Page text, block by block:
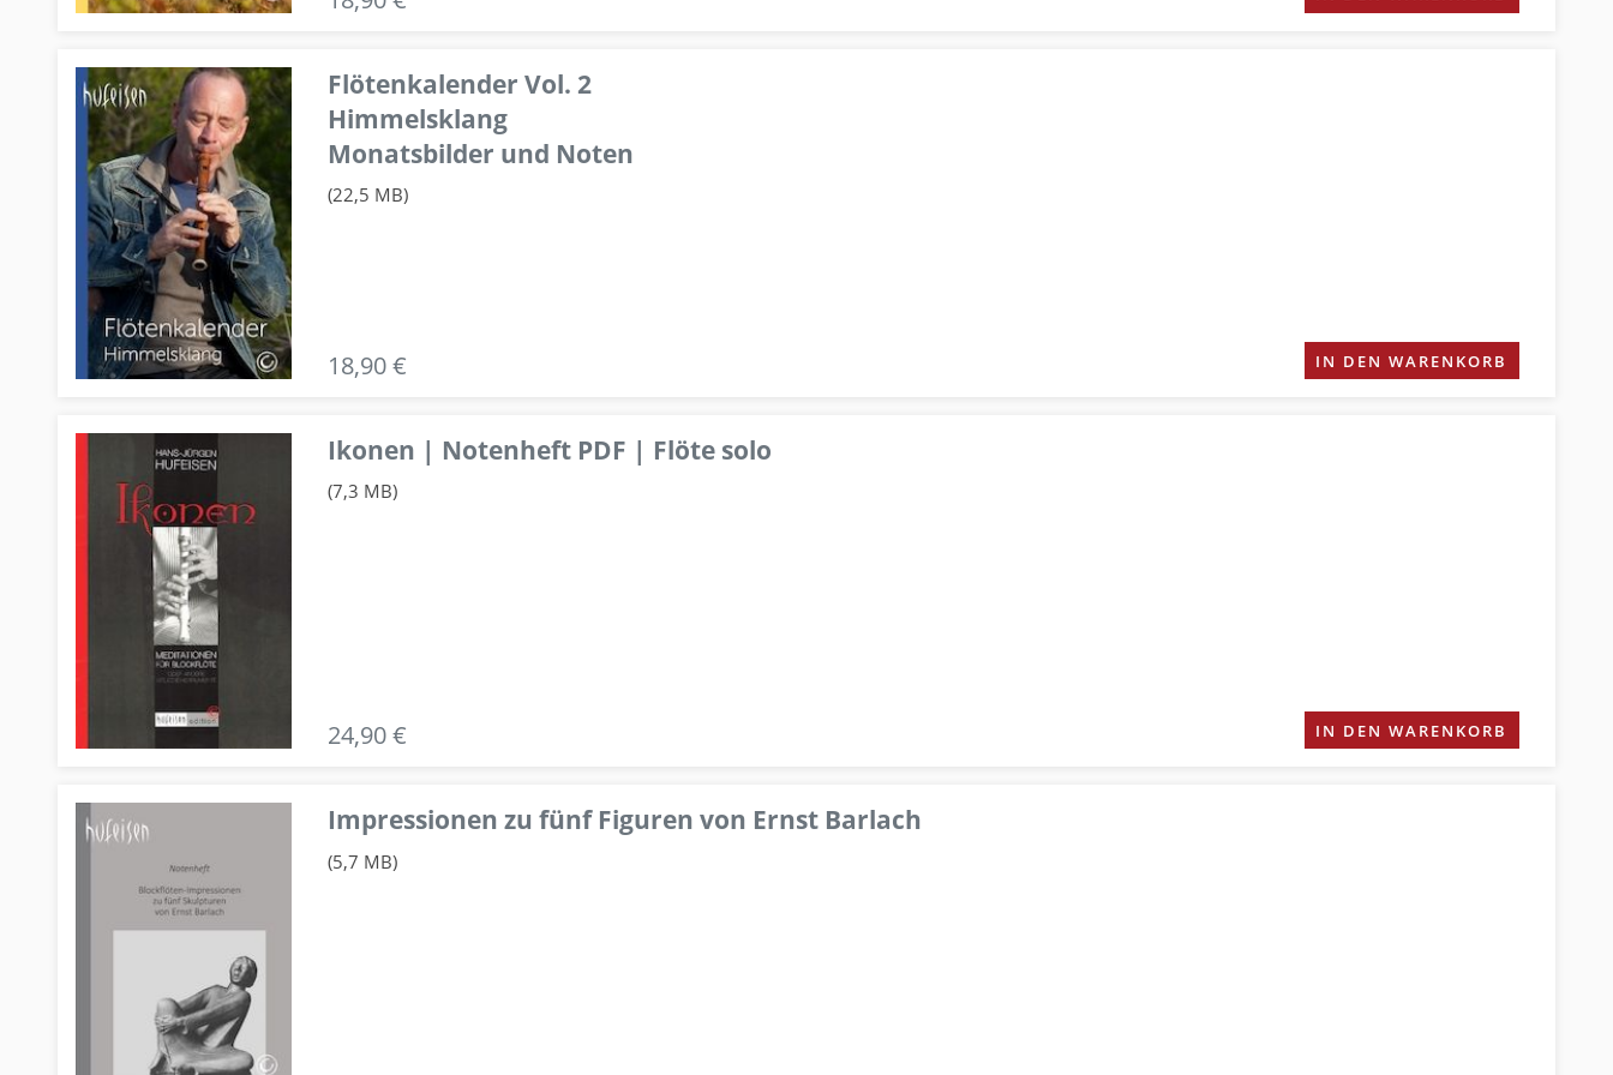
Flötenkalender Vol. 2
Himmelsklang
Monatsbilder und Noten
(22,5 MB)
18,90 € IN DEN WARENKORB
Ikonen | Notenheft PDF | Flöte solo
(7,3 MB)
24,90 € IN DEN WARENKORB
Impressionen zu fünf Figuren von Ernst Barlach
(5,7 MB)